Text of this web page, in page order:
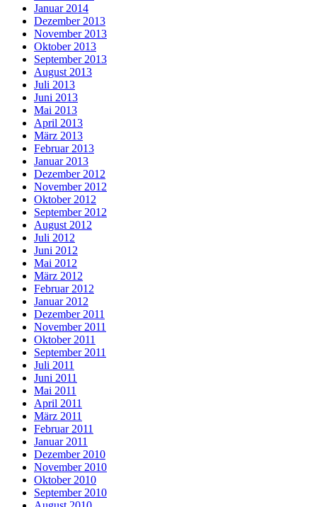
Januar 2014
Dezember 2013
November 2013
Oktober 2013
September 2013
August 2013
Juli 2013
Juni 2013
Mai 2013
April 2013
März 2013
Februar 2013
Januar 2013
Dezember 2012
November 2012
Oktober 2012
September 2012
August 2012
Juli 2012
Juni 2012
Mai 2012
März 2012
Februar 2012
Januar 2012
Dezember 2011
November 2011
Oktober 2011
September 2011
Juli 2011
Juni 2011
Mai 2011
April 2011
März 2011
Februar 2011
Januar 2011
Dezember 2010
November 2010
Oktober 2010
September 2010